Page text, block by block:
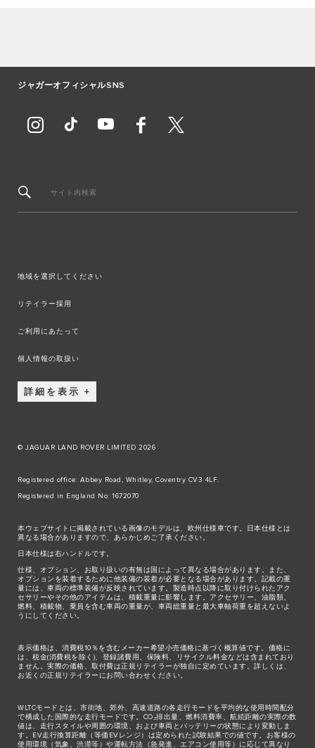
ジャガーオフィシャルSNS
サイト内検索
地域を選択してください
リテイラー採用
ご利用にあたって
個人情報の取扱い
詳細を表示
© JAGUAR LAND ROVER LIMITED 2026
Registered office: Abbey Road, Whitley, Coventry CV3 4LF.
Registered in England No: 1672070
本ウェブサイトに掲載されている画像のモデルは、欧州仕様車です。日本仕様とは
異なる場合がありますので、あらかじめご了承ください。
日本仕様は右ハンドルです。
仕様、オプション、お取り扱いの有無は国によって異なる場合があります。また、
オプションを装着するために他装備の装着が必要となる場合があります。記載の重
量には、車両の標準装備が反映されています。製造時点以降に取り付けられたアク
セサリーやその他のアイテムは、積載重量に影響します。アクセサリー、油脂類、
燃料、積載物、乗員を含む車両の重量が、車両総重量と最大車軸荷重を超えないよ
うにしてください。
表示価格は、消費税10％を含むメーカー希望小売価格に基づく概算値です。価格に
は、税金(消費税を除く)、登録諸費用、保険料、リサイクル料金などは含まれており
ません。実際の価格、取付費は正規リテイラーが独自に定めています。詳しくは、
お近くの正規リテイラーにお問い合わせください。
WLTCモードとは、市街地、郊外、高速道路の各走行モードを平均的な使用時間配分
で構成した国際的な走行モードです。CO₂排出量、燃料消費率、航続距離の実際の数
値は、走行スタイルや周囲の環境、および車両とバッテリーの状態により変動しま
す。EV走行換算距離（等価EVレンジ）は定められた試験結果での値です。お客様の
使用環境（気象、渋滞等）や運転方法（急発進、エアコン使用等）に応じて異なり